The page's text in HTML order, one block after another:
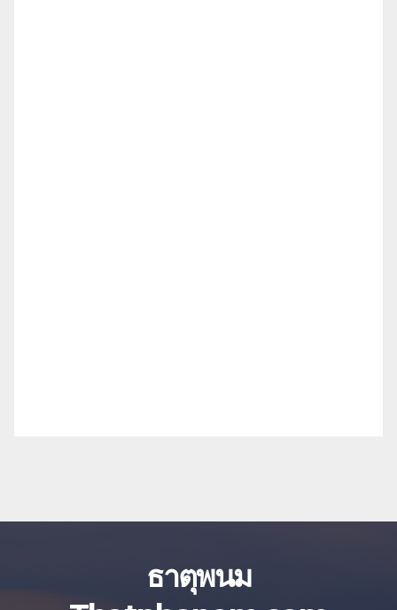
ธาตุพนม